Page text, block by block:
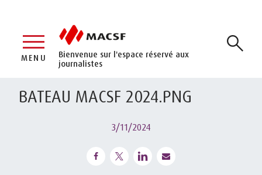
Bienvenue sur l'espace réservé aux
journalistes
MENU
BATEAU MACSF 2024.PNG
3/11/2024